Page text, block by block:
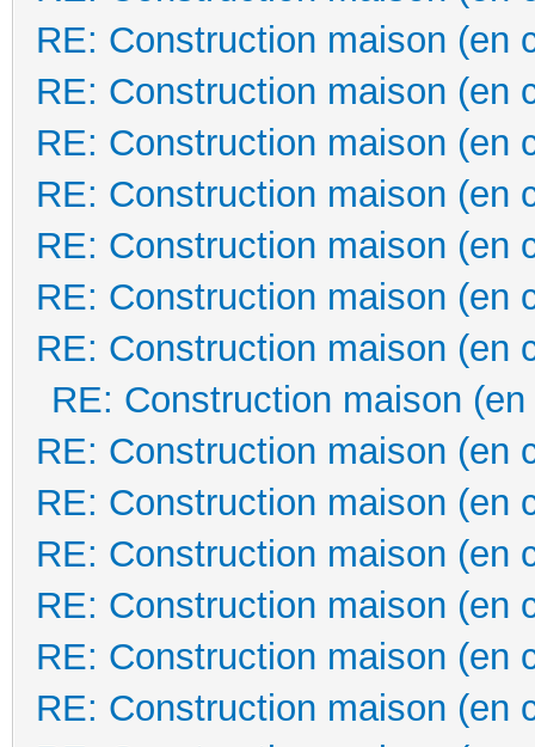
RE: Construction maison (en
RE: Construction maison (en
RE: Construction maison (en
RE: Construction maison (en
RE: Construction maison (en
RE: Construction maison (en
RE: Construction maison (en
RE: Construction maison
RE: Construction maison (en
RE: Construction maison (en
RE: Construction maison (en
RE: Construction maison (en
RE: Construction maison (en
RE: Construction maison (en